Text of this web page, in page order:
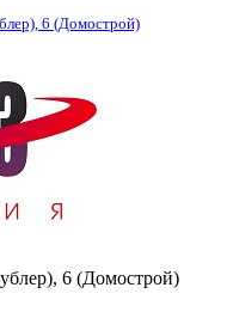
6 (Домострой)
6 (Домострой)